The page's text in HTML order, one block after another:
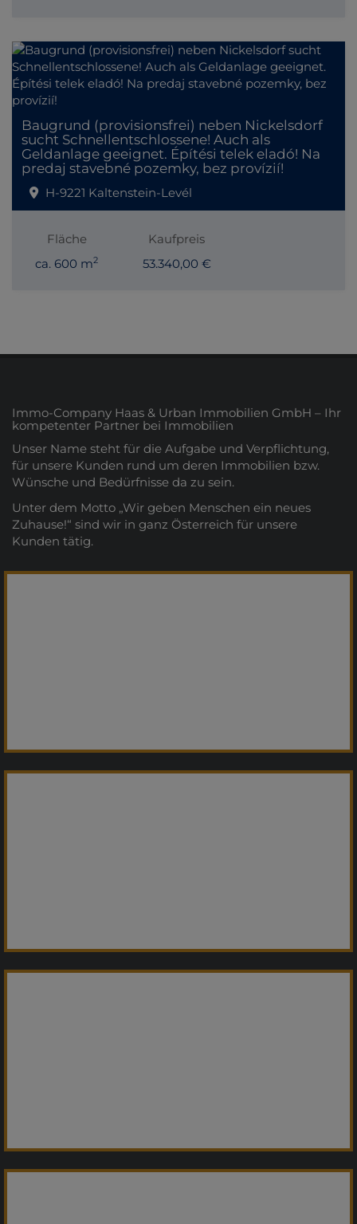
Baugrund (provisionsfrei) neben Nickelsdorf
sucht Schnellentschlossene! Auch als
Geldanlage geeignet. Építési telek eladó! Na
predaj stavebné pozemky, bez provízií!
H-9221 Kaltenstein-Levél
Fläche
ca. 600 m2
Kaufpreis
53.340,00 €
Immo-Company Haas & Urban Immobilien GmbH – Ihr
kompetenter Partner bei Immobilien
Unser Name steht für die Aufgabe und Verpflichtung,
für unsere Kunden rund um deren Immobilien bzw.
Wünsche und Bedürfnisse da zu sein.
Unter dem Motto „Wir geben Menschen ein neues
Zuhause!“ sind wir in ganz Österreich für unsere
Kunden tätig.